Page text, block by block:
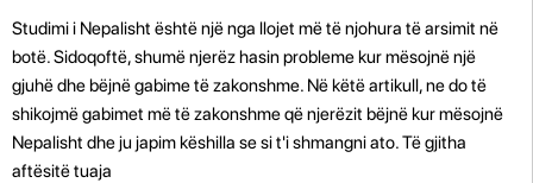
Studimi i Nepalisht është një nga llojet më të njohura të arsimit në
botë. Sidoqoftë, shumë njerëz hasin probleme kur mësojnë një
gjuhë dhe bëjnë gabime të zakonshme. Në këtë artikull, ne do të
shikojmë gabimet më të zakonshme që njerëzit bëjnë kur mësojnë
Nepalisht dhe ju japim këshilla se si t'i shmangni ato. Të gjitha
aftësitë tuaja